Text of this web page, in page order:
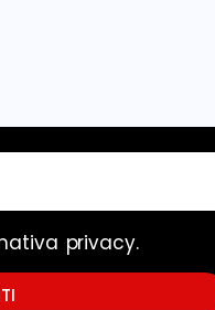
privacy.